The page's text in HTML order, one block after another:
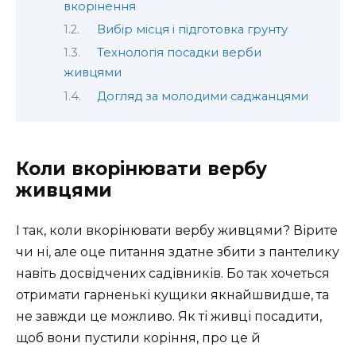
вкорінення
Вибір місця і підготовка грунту
Технологія посадки верби
живцями
Догляд за молодими саджанцями
Коли вкорінювати вербу
живцями
І так, коли вкорінювати вербу живцями? Вірите
чи ні, але оце питання здатне збити з пантелику
навіть досвідчених садівників. Бо так хочеться
отримати гарненькі кущики якнайшвидше, та
не завжди це можливо. Як ті живці посадити,
щоб вони пустили коріння, про це й